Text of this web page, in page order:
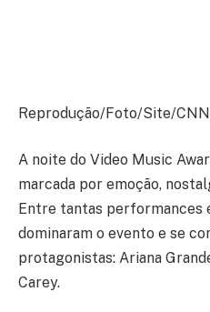
Reprodução/Foto/Site/
A noite do Video Music
marcada por emoção,
Entre tantas performances
dominaram o evento e se
protagonistas: Ariana
Carey.